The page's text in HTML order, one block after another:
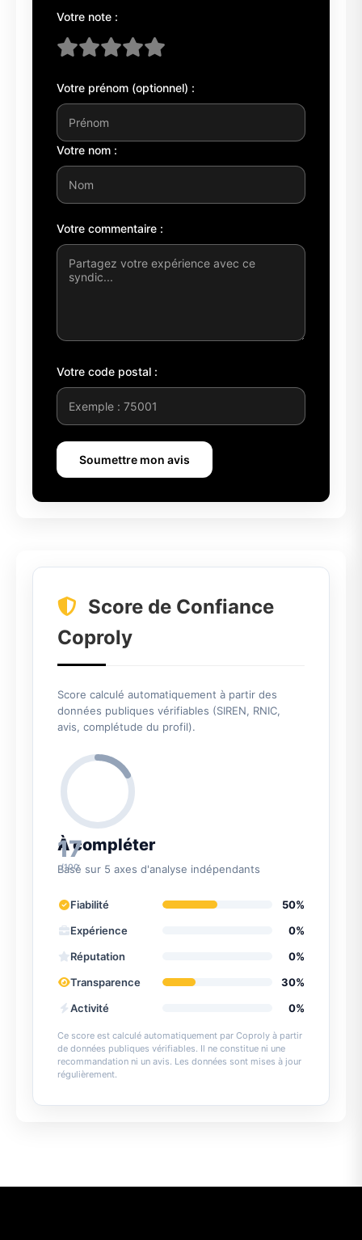
Votre note :
Votre prénom (optionnel) :
Votre nom :
Votre commentaire :
Votre code postal :
Soumettre mon avis
Score de Confiance
Coproly
Score calculé automatiquement à partir des
données publiques vérifiables (SIREN, RNIC,
avis, complétude du profil).
17
/100
À compléter
Basé sur 5 axes d'analyse indépendants
Fiabilité
50%
Expérience
0%
Réputation
0%
Transparence
30%
Activité
0%
Ce score est calculé automatiquement par Coproly à partir
de données publiques vérifiables. Il ne constitue ni une
recommandation ni un avis. Les données sont mises à jour
régulièrement.